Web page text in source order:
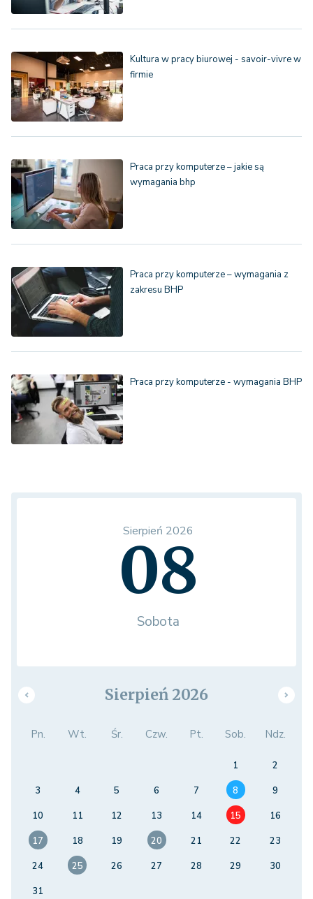
Kultura w pracy biurowej - savoir-vivre w
firmie
Praca przy komputerze – jakie są
wymagania bhp
Praca przy komputerze – wymagania z
zakresu BHP
Praca przy komputerze - wymagania BHP
Sierpień 2026
08
Sobota
Sierpień 2026
Pn. Wt. Śr. Czw. Pt. Sob. Ndz.
1
2
3
4 5 6 7 8
9
10
11 12 13 14 15
16
17
18 19 20 21 22
23
24
25 26 27 28 29
30
31